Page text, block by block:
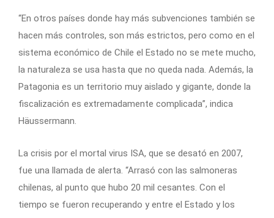
“En otros países donde hay más subvenciones también se
hacen más controles, son más estrictos, pero como en el
sistema económico de Chile el Estado no se mete mucho,
la naturaleza se usa hasta que no queda nada. Además, la
Patagonia es un territorio muy aislado y gigante, donde la
fiscalización es extremadamente complicada”, indica
Häussermann.
La crisis por el mortal virus ISA, que se desató en 2007,
fue una llamada de alerta. “Arrasó con las salmoneras
chilenas, al punto que hubo 20 mil cesantes. Con el
tiempo se fueron recuperando y entre el Estado y los